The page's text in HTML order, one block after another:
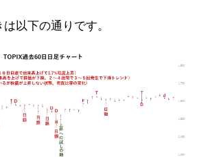
以下の通りです。